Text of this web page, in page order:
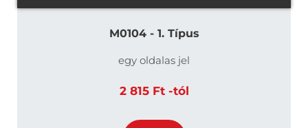
M0104 - 1. Típus
egy oldalas jel
2 815 Ft -tól